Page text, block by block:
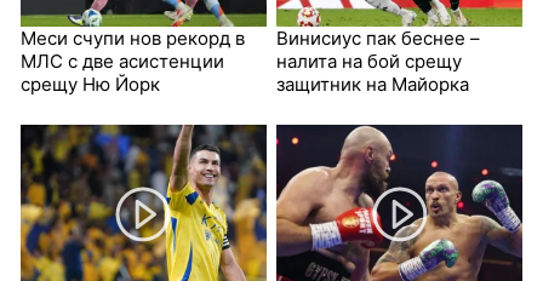
Меси счупи нов рекорд в
МЛС с две асистенции
срещу Ню Йорк
Винисиус пак беснее –
налита на бой срещу
защитник на Майорка